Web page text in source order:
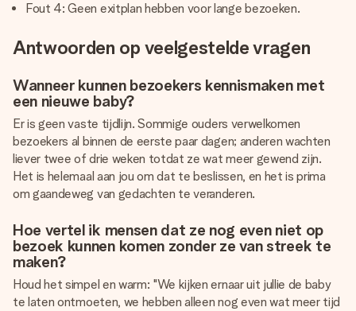
Fout 4: Geen exitplan hebben voor lange bezoeken.
Antwoorden op veelgestelde vragen
Wanneer kunnen bezoekers kennismaken met
een nieuwe baby?
Er is geen vaste tijdlijn. Sommige ouders verwelkomen
bezoekers al binnen de eerste paar dagen; anderen wachten
liever twee of drie weken totdat ze wat meer gewend zijn.
Het is helemaal aan jou om dat te beslissen, en het is prima
om gaandeweg van gedachten te veranderen.
Hoe vertel ik mensen dat ze nog even niet op
bezoek kunnen komen zonder ze van streek te
maken?
Houd het simpel en warm: "We kijken ernaar uit jullie de baby
te laten ontmoeten, we hebben alleen nog even wat meer tijd